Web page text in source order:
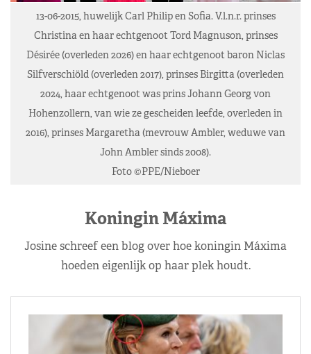
13-06-2015, huwelijk Carl Philip en Sofia. V.l.n.r. prinses
Christina en haar echtgenoot Tord Magnuson, prinses
Désirée (overleden 2026) en haar echtgenoot baron Niclas
Silfverschiöld (overleden 2017), prinses Birgitta (overleden
2024, haar echtgenoot was prins Johann Georg von
Hohenzollern, van wie ze gescheiden leefde, overleden in
2016), prinses Margaretha (mevrouw Ambler, weduwe van
John Ambler sinds 2008).
Foto ©PPE/Nieboer
Koningin Máxima
Josine schreef een blog over hoe koningin Máxima
hoeden eigenlijk op haar plek houdt.